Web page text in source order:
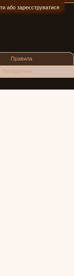
або зареєструватися
Правила
Посиденьки